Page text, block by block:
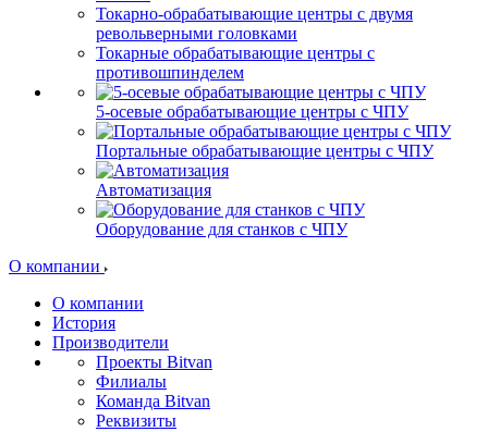
Токарно-обрабатывающие центры c двумя
револьверными головками
Токарные обрабатывающие центры с
противошпинделем
5-осевые обрабатывающие центры с ЧПУ
Портальные обрабатывающие центры с ЧПУ
Автоматизация
Оборудование для станков с ЧПУ
О компании
О компании
История
Производители
Проекты Bitvan
Филиалы
Команда Bitvan
Реквизиты